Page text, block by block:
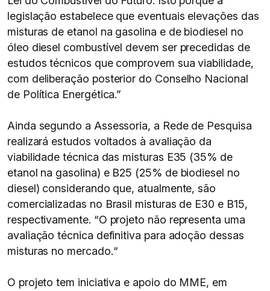
legislação estabelece que eventuais elevações das
misturas de etanol na gasolina e de biodiesel no
óleo diesel combustível devem ser precedidas de
estudos técnicos que comprovem sua viabilidade,
com deliberação posterior do Conselho Nacional
de Política Energética.”
Ainda segundo a Assessoria, a Rede de Pesquisa
realizará estudos voltados à avaliação da
viabilidade técnica das misturas E35 (35% de
etanol na gasolina) e B25 (25% de biodiesel no
diesel) considerando que, atualmente, são
comercializadas no Brasil misturas de E30 e B15,
respectivamente. “O projeto não representa uma
avaliação técnica definitiva para adoção dessas
misturas no mercado.“
O projeto tem iniciativa e apoio do MME, em